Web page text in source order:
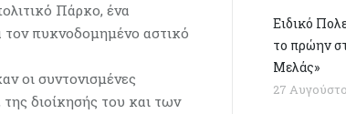
Πάρκο, ένα
τον πυκνοδομημένο αστικό
οι συντονισμένες
διοίκησής του και των
Ειδικό
το πρώην
Μελάς»
27